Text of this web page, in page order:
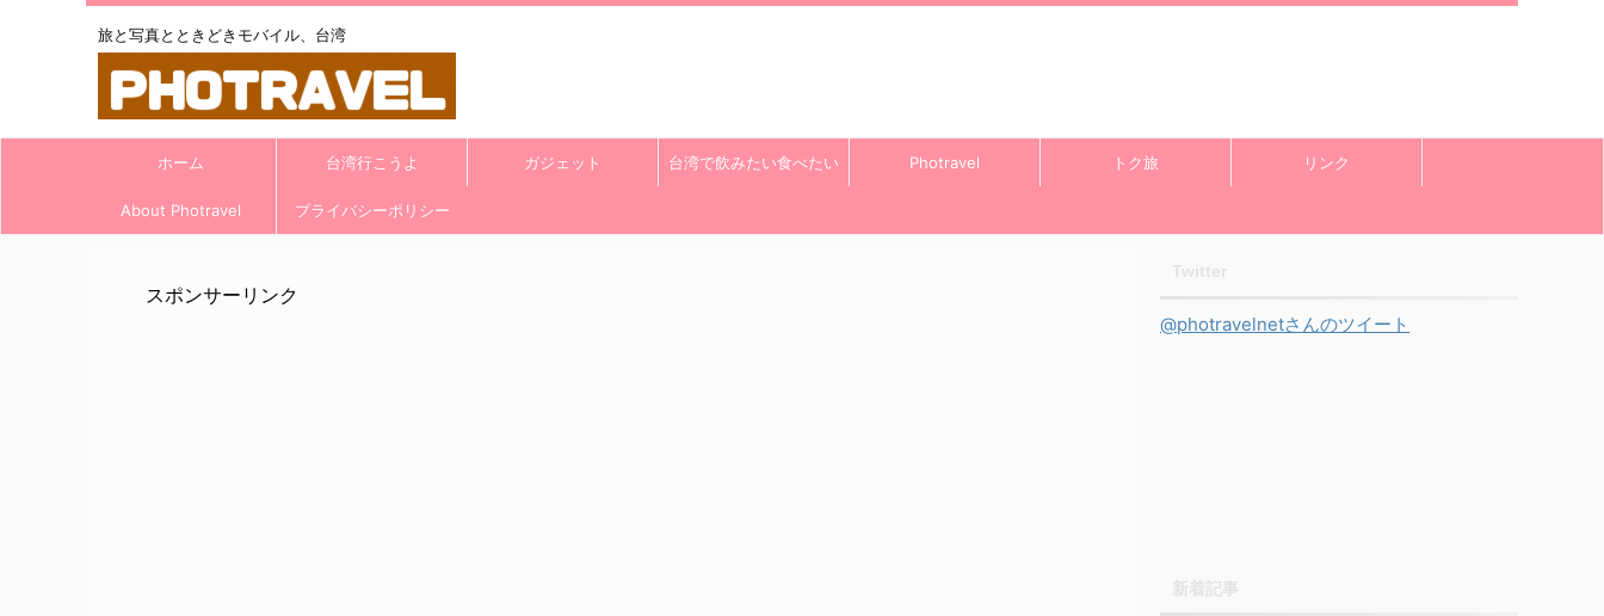
旅と写真とときどきモバイル、台湾
ホーム 台湾行こうよ ガジェット 台湾で飲みたい食べたい Photravel トク旅 リンク
About Photravel プライバシーポリシー
スポンサーリンク
@photravelnetさんのツイート